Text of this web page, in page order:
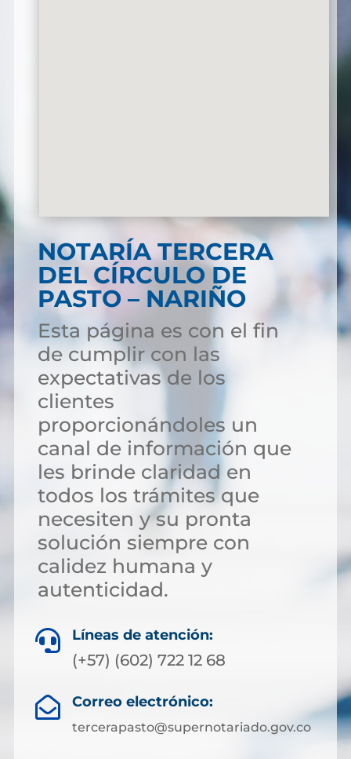
NOTARÍA TERCERA
DEL CÍRCULO DE
PASTO – NARIÑO
Esta página es con el fin
de cumplir con las
expectativas de los
clientes
proporcionándoles un
canal de información que
les brinde claridad en
todos los trámites que
necesiten y su pronta
solución siempre con
calidez humana y
autenticidad.
 Líneas de atención:
(+57) (602) 722 12 68
 Correo electrónico:
tercerapasto@supernotariado.gov.co